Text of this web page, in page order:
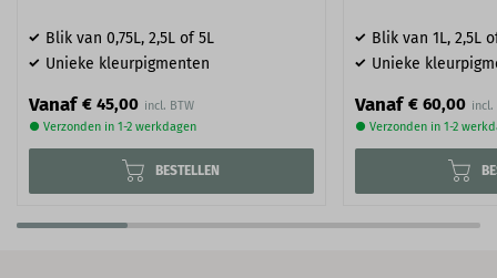
Blik van 0,75L, 2,5L of 5L
Unieke kleurpigmenten
Vanaf € 45,00
● Verzonden in 1-2 werkdagen
BESTELLEN
Blik van 1L, 2,5L
Unieke
Vanaf € 60,00
● Verzonden in 1-2